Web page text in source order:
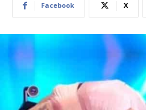
Facebook X